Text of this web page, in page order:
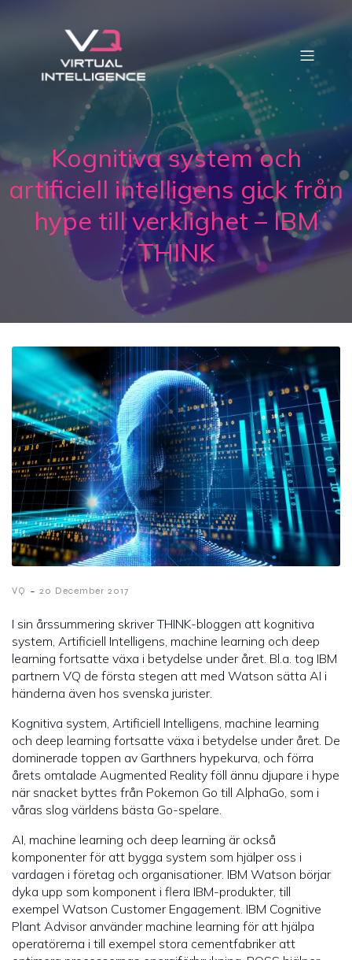
Kognitiva system och
artificiell intelligens gick från
hype till verklighet – IBM
THINK
VQ - 20 December 2017
I sin årssummering skriver THINK-bloggen att kognitiva
system, Artificiell Intelligens, machine learning och deep
learning fortsatte växa i betydelse under året. Bl.a. tog IBM
partnern VQ de första stegen att med Watson sätta AI i
händerna även hos svenska jurister.
Kognitiva system, Artificiell Intelligens, machine learning
och deep learning fortsatte växa i betydelse under året. De
dominerade toppen av Garthners hypekurva, och förra
årets omtalade Augmented Reality föll ännu djupare i hype
när snacket byttes från Pokemon Go till AlphaGo, som i
våras slog världens bästa Go-spelare.
AI, machine learning och deep learning är också
komponenter för att bygga system som hjälper oss i
vardagen i företag och organisationer. IBM Watson börjar
dyka upp som komponent i flera IBM-produkter, till
exempel Watson Customer Engagement. IBM Cognitive
Plant Advisor använder machine learning för att hjälpa
operatörerna i till exempel stora cementfabriker att